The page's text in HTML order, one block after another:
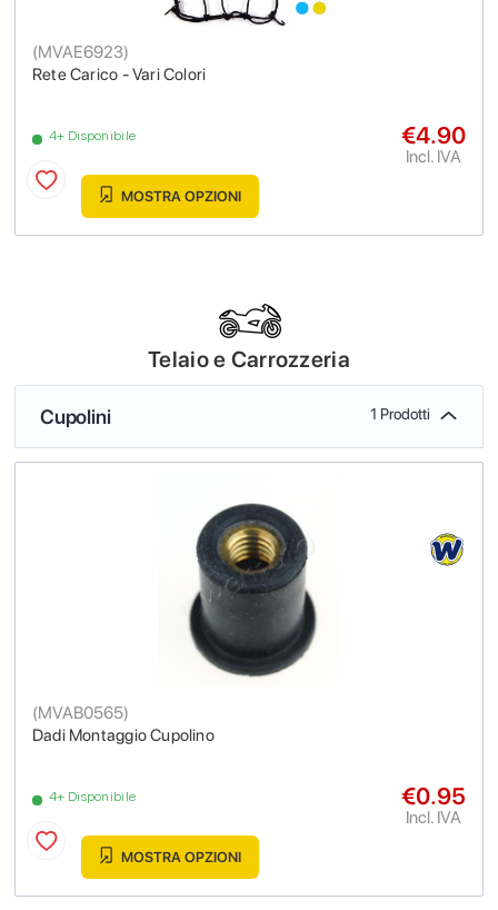
Rete Carico - Vari Colori
(MVAE6923)
4+ Disponibile €4.90
Incl. IVA
MOSTRA OPZIONI
Telaio e Carrozzeria
Cupolini 1 Prodotti
Dadi Montaggio Cupolino
(MVAB0565)
4+ Disponibile €0.95
Incl. IVA
MOSTRA OPZIONI